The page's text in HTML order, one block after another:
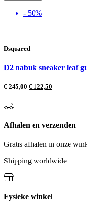
- 50%
Dsquared
D2 nabuk sneaker leaf
€245,00 € 122,50
Afhalen en verzenden
Gratis afhalen in onze
Shipping worldwide
Fysieke winkel